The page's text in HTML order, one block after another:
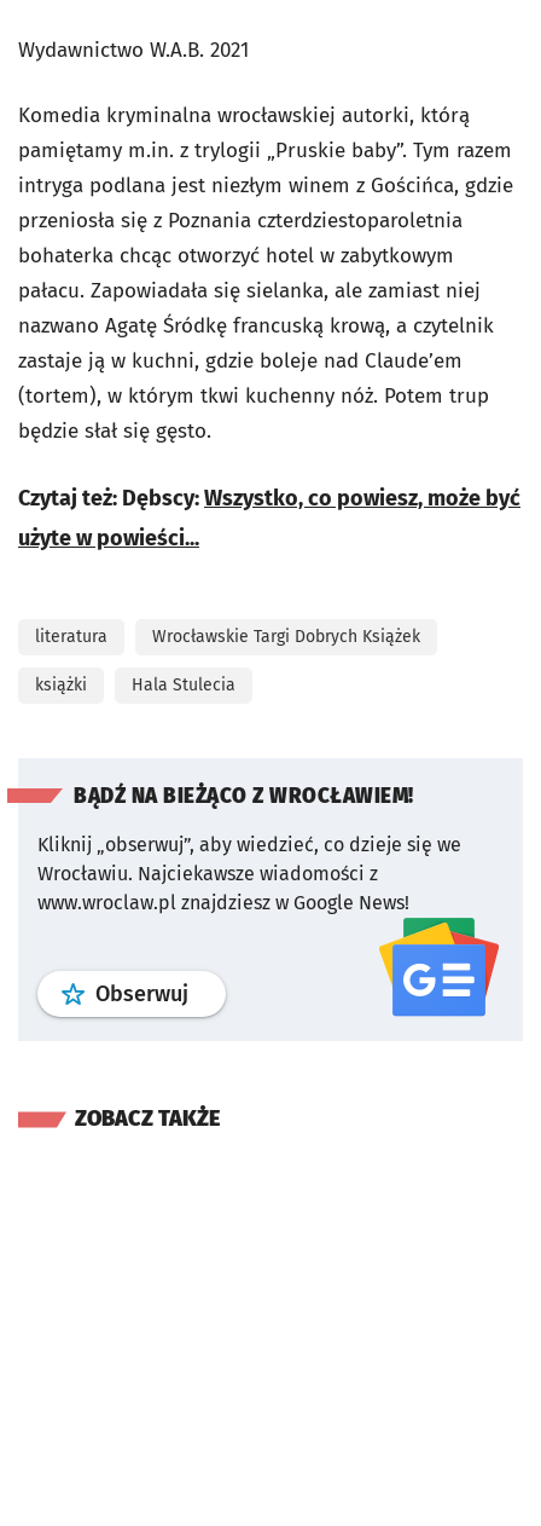
Wydawnictwo W.A.B. 2021
Komedia kryminalna wrocławskiej autorki, którą
pamiętamy m.in. z trylogii „Pruskie baby”. Tym razem
intryga podlana jest niezłym winem z Gościńca, gdzie
przeniosła się z Poznania czterdziestoparoletnia
bohaterka chcąc otworzyć hotel w zabytkowym
pałacu. Zapowiadała się sielanka, ale zamiast niej
nazwano Agatę Śródkę francuską krową, a czytelnik
zastaje ją w kuchni, gdzie boleje nad Claude’em
(tortem), w którym tkwi kuchenny nóż. Potem trup
będzie słał się gęsto.
Czytaj też: Dębscy:Wszystko, co powiesz, może być
użyte w powieści...
literatura Wrocławskie Targi Dobrych Książek
książki Hala Stulecia
BĄDŹ NA BIEŻĄCO Z WROCŁAWIEM!
Kliknij „obserwuj”, aby wiedzieć, co dzieje się we
Wrocławiu. Najciekawsze wiadomości z
www.wroclaw.pl znajdziesz w Google News!
Obserwuj profil serwisu
ZOBACZ TAKŻE